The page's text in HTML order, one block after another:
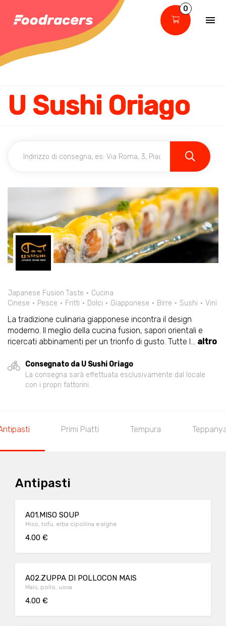
0
U Sushi Oriago
Japanese Fusion Taste
Cucina
Cinese
Pesce Fritti Dolci Giapponese Birre Sushi Vini
La tradizione culinaria giapponese incontra il design
moderno. Il meglio della cucina fusion, sapori orientali e
ricercati abbinamenti per un trionfo di gusto. Tutte l... altro
Consegnato da U Sushi Oriago
La consegna sarà effettuata esclusivamente dal locale
con i propri fattorini.
Primi Piatti Tempura Teppanyaki
Antipasti
A01.MISO SOUP
Miso, tofu, erba cipollina e alghe
4.00 €
A02.ZUPPA DI POLLOCON MAIS
Mais, pollo, uova
4.00 €